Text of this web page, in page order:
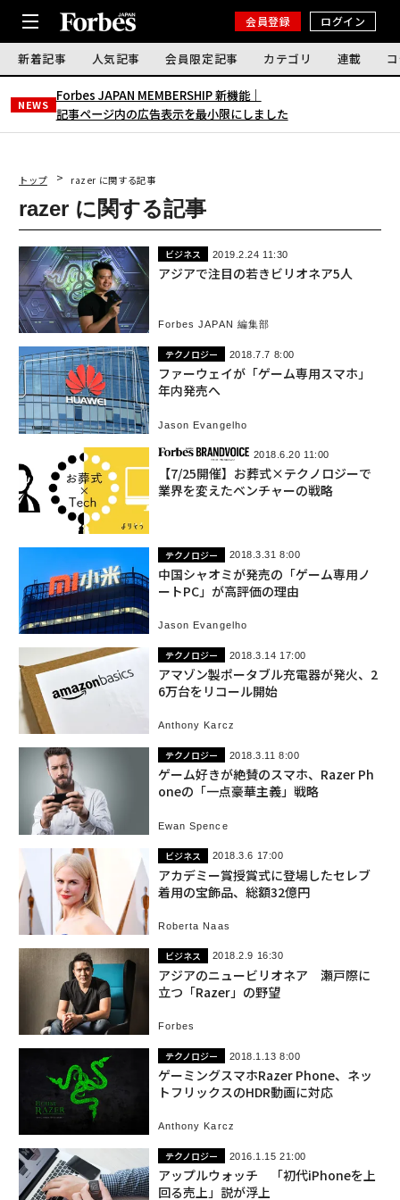
会員登録 ログイン
新着記事 人気記事 会員限定記事 カテゴリ 連載
NEWS
Forbes JAPAN MEMBERSHIP 新機能｜
記事ページ内の広告表示を最小限にしました
トップ razer に関する記事
razer に関する記事
ビジネス 2019.2.24 11:30
アジアで注目の若きビリオネア5人
Forbes JAPAN 編集部
テクノロジー 2018.7.7 8:00
ファーウェイが「ゲーム専用スマホ」
年内発売へ
Jason Evangelho
2018.6.20 11:00
【7/25開催】お葬式×テクノロジーで
業界を変えたベンチャーの戦略
テクノロジー 2018.3.31 8:00
中国シャオミが発売の「ゲーム専用ノ
ートPC」が高評価の理由
Jason Evangelho
テクノロジー 2018.3.14 17:00
アマゾン製ポータブル充電器が発火、2
6万台をリコール開始
Anthony Karcz
テクノロジー 2018.3.11 8:00
ゲーム好きが絶賛のスマホ、Razer Ph
oneの「一点豪華主義」戦略
Ewan Spence
ビジネス 2018.3.6 17:00
アカデミー賞授賞式に登場したセレブ
着用の宝飾品、総額32億円
Roberta Naas
ビジネス 2018.2.9 16:30
アジアのニュービリオネア 瀬戸際に
立つ「Razer」の野望
Forbes
テクノロジー 2018.1.13 8:00
ゲーミングスマホRazer Phone、ネッ
トフリックスのHDR動画に対応
Anthony Karcz
テクノロジー 2016.1.15 21:00
アップルウォッチ 「初代iPhoneを上
回る売上」説が浮上